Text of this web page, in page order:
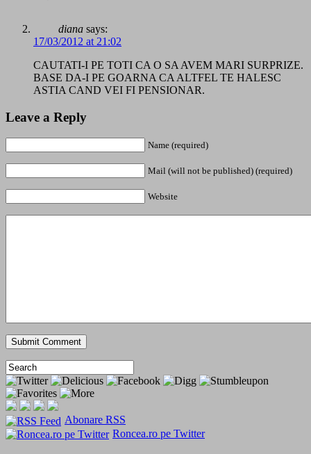
diana says:
17/03/2012 at 21:02
CAUTATI-I PE TOTI CA O SA AVEM MARI SURPRIZE.
BASE DA-I PE GOARNA CA ALTFEL TE HALESC
ASTIA CAND VEI FI PENSIONAR.
Leave a Reply
Name (required)
Mail (will not be published) (required)
Website
Abonare RSS
Roncea.ro pe Twitter